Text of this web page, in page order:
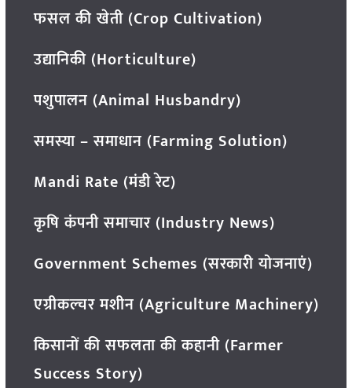
फसल की खेती (Crop Cultivation)
उद्यानिकी (Horticulture)
पशुपालन (Animal Husbandry)
समस्या – समाधान (Farming Solution)
Mandi Rate (मंडी रेट)
कृषि कंपनी समाचार (Industry News)
Government Schemes (सरकारी योजनाएं)
एग्रीकल्चर मशीन (Agriculture Machinery)
किसानों की सफलता की कहानी (Farmer
Success Story)